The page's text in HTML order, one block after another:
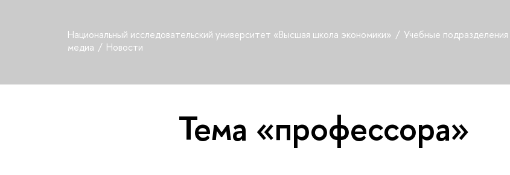
Национальный исследовательский университет «Высшая школа экономики» Учебные подразделения
медиа
Новости
Тема «профессора»